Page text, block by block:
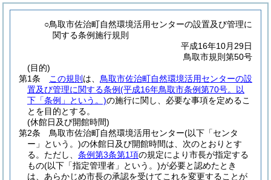
○鳥取市佐治町自然環境活用センターの設置及び管理に
関する条例施行規則
平成16年10月29日
鳥取市規則第50号
(目的)
第1条
この規則 は、 鳥取市佐治町自然環境活用センターの設
置及び管理に関する条例(平成16年鳥取市条例第70号。以
下「条例」という。)の施行に関し、必要な事項を定めるこ
とを目的とする。
(休館日及び開館時間)
第2条
鳥取市佐治町自然環境活用センター(以下「センタ
ー」という。)の休館日及び開館時間は、次のとおりとす
る。 ただし、 条例第3条第1項の規定により市長が指定する
もの(以下「指定管理者」という。)が必要と認めたとき
は、あらかじめ市長の承認を受けてこれを変更することが